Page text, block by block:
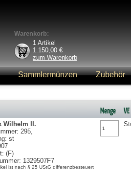
Warenkorb:
1 Artikel
1.150,00 €
zum Warenkorb
Sammlermünzen Zubehör
Menge VE
Wilhelm II.
295,
st
(F)
1329507F7
ist nach § 25 UStG differenzbesteuert